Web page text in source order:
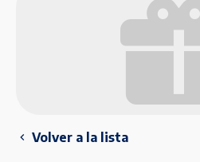
Volver a la lista